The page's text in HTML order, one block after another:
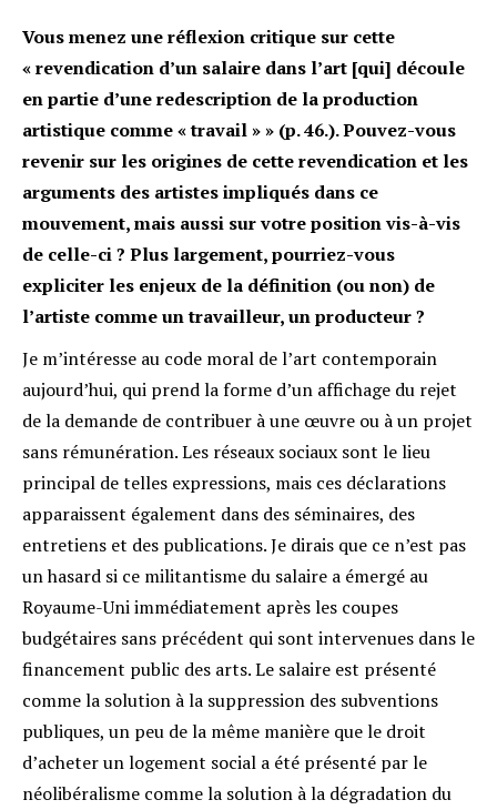
Vous menez une réflexion critique sur cette
« revendication d’un salaire dans l’art [qui] découle
en partie d’une redescription de la production
artistique comme « travail » » (p. 46.). Pouvez-vous
revenir sur les origines de cette revendication et les
arguments des artistes impliqués dans ce
mouvement, mais aussi sur votre position vis-à-vis
de celle-ci ? Plus largement, pourriez-vous
expliciter les enjeux de la définition (ou non) de
l’artiste comme un travailleur, un producteur ?
Je m’intéresse au code moral de l’art contemporain
aujourd’hui, qui prend la forme d’un affichage du rejet
de la demande de contribuer à une œuvre ou à un projet
sans rémunération. Les réseaux sociaux sont le lieu
principal de telles expressions, mais ces déclarations
apparaissent également dans des séminaires, des
entretiens et des publications. Je dirais que ce n’est pas
un hasard si ce militantisme du salaire a émergé au
Royaume-Uni immédiatement après les coupes
budgétaires sans précédent qui sont intervenues dans le
financement public des arts. Le salaire est présenté
comme la solution à la suppression des subventions
publiques, un peu de la même manière que le droit
d’acheter un logement social a été présenté par le
néolibéralisme comme la solution à la dégradation du